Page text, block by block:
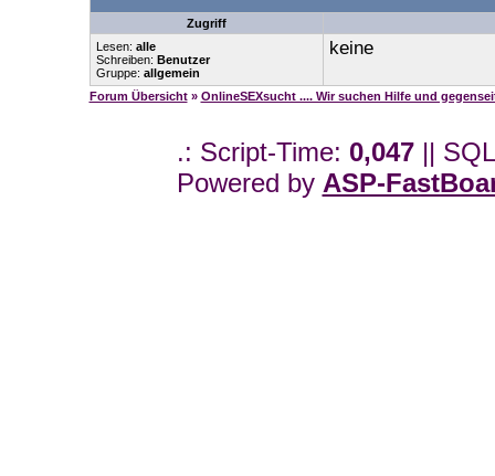
Zugriff
Lesen: alle
Schreiben: Benutzer
Gruppe: allgemein
keine
Forum Übersicht » OnlineSEXsucht .... Wir suchen Hilfe und
.: Script-Time: 0,047||
Powered by ASP-